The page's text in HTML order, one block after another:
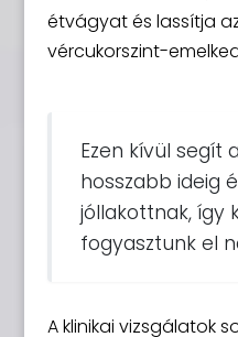
étvágyat és lassítja
vércukorszint-
Ezen kívül segít
hosszabb ideig
jóllakottnak, így
fogyasztunk el
A klinikai vizsgálatok